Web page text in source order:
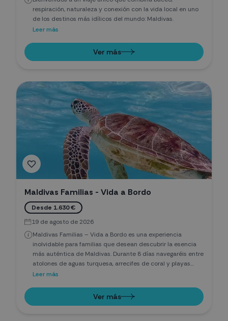
respiración, naturaleza y conexión con la vida local en uno
de los destinos más idílicos del mundo: Maldivas.
Leer más
Ver más
Maldivas Familias - Vida a Bordo
Desde 1.630 €
19 de agosto de 2026
Maldivas Familias – Vida a Bordo es una experiencia
inolvidable para familias que desean descubrir la esencia
más auténtica de Maldivas. Durante 8 días navegaréis entre
atolones de aguas turquesa, arrecifes de coral y playas
paradisíacas a bordo de un barco que se convertirá en
aventuras: snorkel con una impresionante diversidad de
vida marina, visitas a islas locales y deshabitadas,
Leer más
Ver más